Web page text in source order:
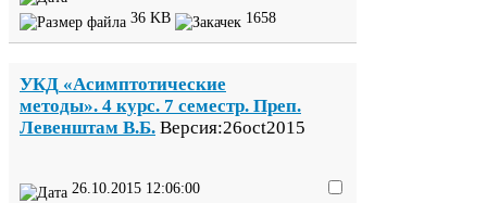
36 KB 1658
УКД «Асимптотические
методы». 4 курс. 7 семестр. Преп.
Левенштам В.Б. Версия:26oct2015
26 10 2015 12:06:00